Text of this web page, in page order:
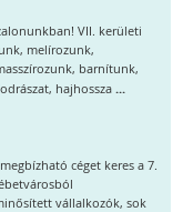
VII. kerületi
melírozunk,
barnítunk,
hajhossza ...
céget keres a 7.
vállalkozók, sok